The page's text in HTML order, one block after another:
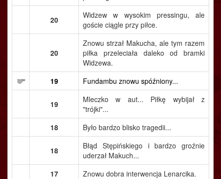
20
Widzew w wysokim pressingu, ale
goście ciągle przy piłce.
20
Znowu strzał Makucha, ale tym razem
piłka przeleciała daleko od bramki
Widzewa.
19
Fundambu znowu spóźniony...
19
Mleczko w aut... Piłkę wybijał z
"trójki"...
18
Było bardzo blisko tragedii...
18
Błąd Stępińskiego i bardzo groźnie
uderzał Makuch...
17
Znowu dobra interwencja Lenarcika.